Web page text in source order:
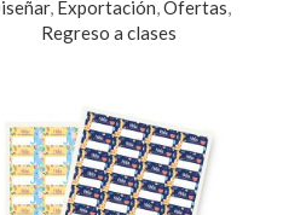
, Exportación,Ofertas,
Regreso a clases